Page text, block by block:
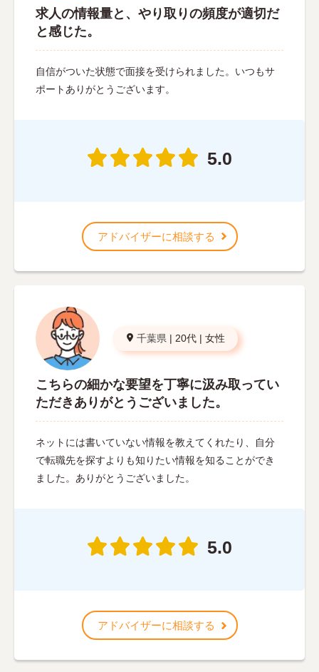
求人の情報量と、やり取りの頻度が適切だ
と感じた。
自信がついた状態で面接を受けられました。いつもサ
ポートありがとうございます。
5.0
アドバイザーに相談する
千葉県 | 20代 | 女性
こちらの細かな要望を丁寧に汲み取ってい
ただきありがとうございました。
ネットには書いていない情報を教えてくれたり、自分
で転職先を探すよりも知りたい情報を知ることができ
ました。ありがとうございました。
5.0
アドバイザーに相談する